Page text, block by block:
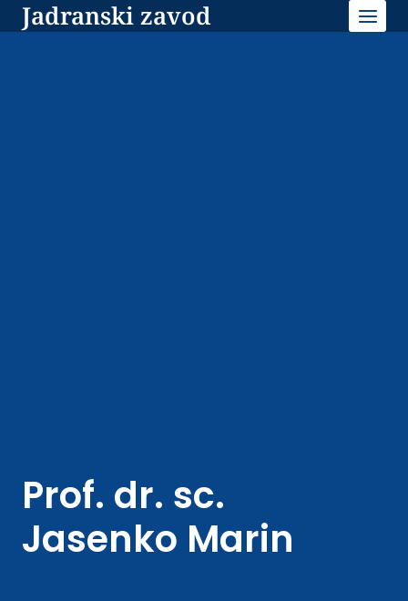
Jadranski zavod
Prof. dr. sc.
Jasenko Marin